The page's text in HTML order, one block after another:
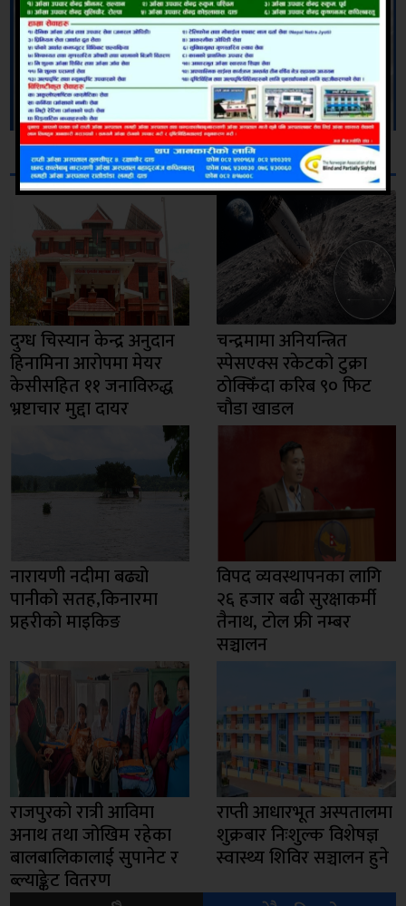
सम्बन्धित
दुग्ध चिस्यान केन्द्र अनुदान
हिनामिना आरोपमा मेयर
केसीसहित ११ जनाविरुद्ध
भ्रष्टाचार मुद्दा दायर
चन्द्रमामा अनियन्त्रित
स्पेसएक्स रकेटको टुक्रा
ठोक्किँदा करिब ९० फिट
चौडा खाडल
नारायणी नदीमा बढ्यो
पानीको सतह,किनारमा
प्रहरीको माइकिङ
विपद व्यवस्थापनका लागि
२६ हजार बढी सुरक्षाकर्मी
तैनाथ, टोल फ्री नम्बर
सञ्चालन
राजपुरको रात्री आविमा
अनाथ तथा जोखिम रहेका
बालबालिकालाई सुपानेट र
ब्ल्याङ्केट वितरण
राप्ती आधारभूत अस्पतालमा
शुक्रबार निःशुल्क विशेषज्ञ
स्वास्थ्य शिविर सञ्चालन हुने